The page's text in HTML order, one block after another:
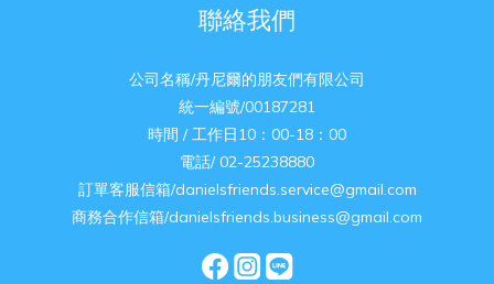
聯絡我們
公司名稱/丹尼爾的朋友們有限公司
統一編號/00187281
時間 / 工作日10：00-18：00
電話/ 02-25238880
訂單客服信箱/danielsfriends.service@gmail.com
商務合作信箱/danielsfriends.business@gmail.com